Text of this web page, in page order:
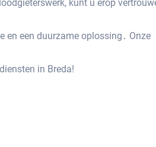
kunt u erop
en een duurzame oplossing․ Onze
in Breda!​